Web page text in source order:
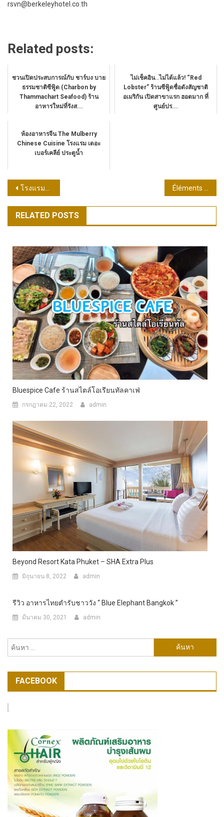
rsvn@berkeleyhotel.co.th
Related posts:
ชวนเปิดประสบการณ์กับ ชาร์บง บาย
ธรรมชาติซีฟู้ด (Charbon by
Thammachart Seafood) ร้าน
อาหารใหม่ที่รังส...
ไม่เช็คอิน..ไม่ได้แล้ว! “Red
Lobster” ร้านซีฟู้ดชื่อดังสัญชาติ
อเมริกัน เปิดสาขาแรก ฮอตมาก ที่
ศูนย์ปร...
ห้องอาหารจีน The Mulberry
Chinese Cuisine โรงแรม เดอะ
เบอร์เคลีย์ ประตูน้ำ
แนะแนว
เรื่อง
โรงแรม4ดาวติดหาดพัทยา แต่ราคาคนไทยจับต้องได้
RELATED POSTS
Bluespice Cafe ร้านสไตล์โอเรียนทัลคาเฟ่
กรกฎาคม 22, 2022 admin
Beyond Resort Kata Phuket – SHA Extra Plus
มิถุนายน 8, 2022 admin
รีวิว อาหารไทยตำรับชาววัง “ Blue Elephant Bangkok ”
มีนาคม 30, 2021 admin
สำหรับ:
FACEBOOK